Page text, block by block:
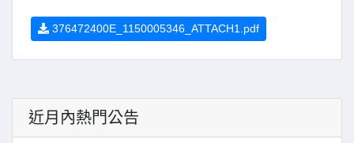
376472400E_1150005346_ATTACH1.pdf
近月內熱門公告